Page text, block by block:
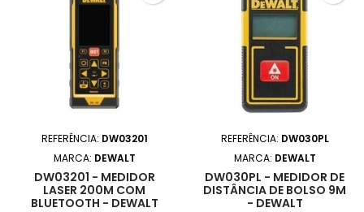
REFERÊNCIA: DW03201
MARCA: DEWALT
DW03201 - MEDIDOR
LASER 200M COM
BLUETOOTH - DEWALT
REFERÊNCIA: DW030PL
MARCA: DEWALT
DW030PL - MEDIDOR DE
DISTÂNCIA DE BOLSO 9M
- DEWALT